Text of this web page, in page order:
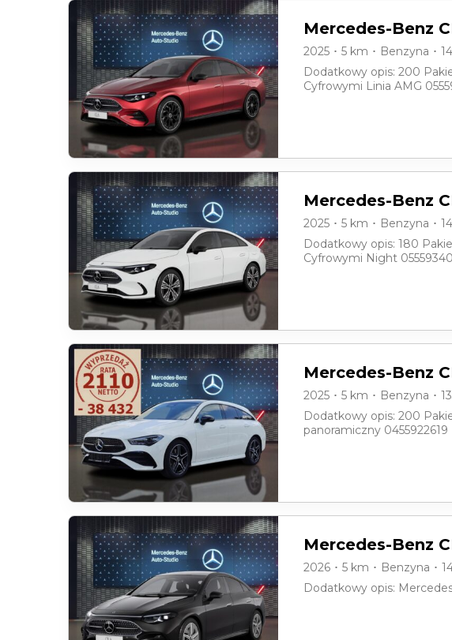
Mercedes-Benz
2025 ･ 5 km ･ Benzyna ･
Dodatkowy opis: 200
Cyfrowymi Linia AMG
Mercedes-Benz
2025 ･ 5 km ･ Benzyna ･
Dodatkowy opis: 180
Cyfrowymi Night
Mercedes-Benz
2025 ･ 5 km ･ Benzyna ･
Dodatkowy opis: 200
panoramiczny 0455922619
Mercedes-Benz
2026 ･ 5 km ･ Benzyna ･
Dodatkowy opis: